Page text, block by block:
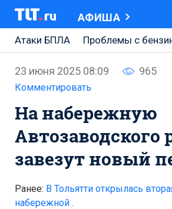
АФИША
Атаки БПЛА
Проблемы с
Ремонт Центральной площади
Ремонт Обводного шоссе
Набережная Тольятти
Неделя Тольятти
23 июня 2025 08:09 965
Комментировать
На набережную
Автозаводского
завезут новый
Ранее: В Тольятти открылась
набережной .